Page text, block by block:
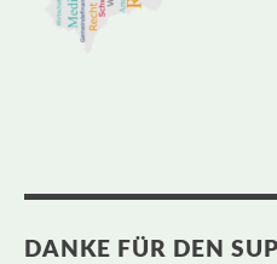
DANKE FÜR DEN